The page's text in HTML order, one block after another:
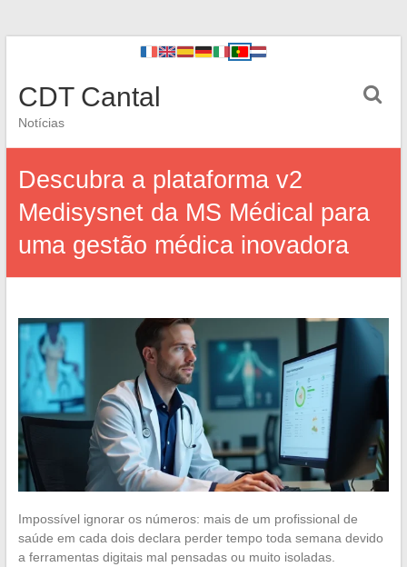
CDT Cantal
Notícias
Descubra a plataforma v2
Medisysnet da MS Médical para
uma gestão médica inovadora
Impossível ignorar os números: mais de um profissional de
saúde em cada dois declara perder tempo toda semana devido
a ferramentas digitais mal pensadas ou muito isoladas.